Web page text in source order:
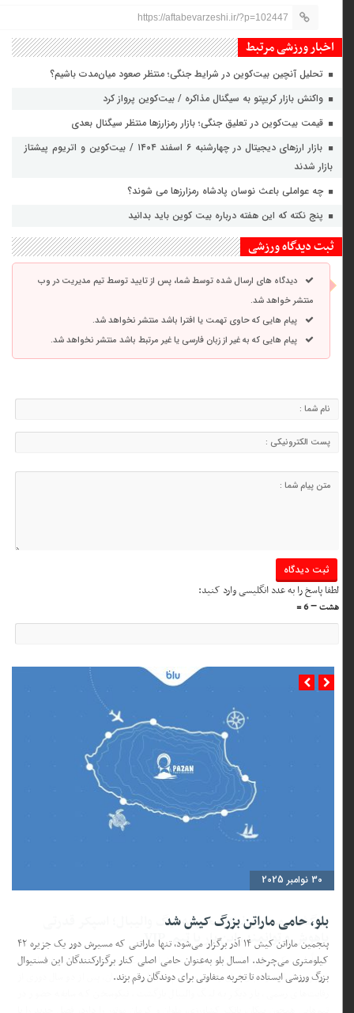
https://aftabevarzeshi.ir/?p=102447
اخبار ورزشی مرتبط
تحلیل آنچین بیت‌کوین در شرایط جنگی؛ منتظر صعود میان‌مدت باشیم؟
واکنش بازار کریپتو به سیگنال مذاکره / بیت‌کوین پرواز کرد
قیمت بیت‌کوین در تعلیق جنگی؛ بازار رمزارزها منتظر سیگنال بعدی
بازار ارزهای دیجیتال در چهارشنبه ۶ اسفند ۱۴۰۴ / بیت‌کوین و اتریوم پیشتاز
بازار شدند
چه عواملی باعث نوسان پادشاه رمزارزها می شوند؟
پنج نکته که این هفته درباره بیت ‌کوین باید بدانید
ثبت دیدگاه ورزشی
دیدگاه های ارسال شده توسط شما، پس از تایید توسط تیم مدیریت در وب
منتشر خواهد شد.
پیام هایی که حاوی تهمت یا افترا باشد منتشر نخواهد شد.
پیام هایی که به غیر از زبان فارسی یا غیر مرتبط باشد منتشر نخواهد شد.
لطفا پاسخ را به عدد انگلیسی وارد کنید:
هشت − 6 =
بلو، حامی ماراتن بزرگ کیش شد
پنجمین ماراتن کیش ۱۴ آذر برگزار می‌شود، تنها ماراتنی که مسیرش دور یک جزیره ۴۲
کیلومتری می‌چرخد. امسال بلو به‌عنوان حامی اصلی کنار برگزارکنندگان این فستیوال
بزرگ ورزشی ایستاده تا تجربه متفاوتی برای دوندگان رقم بزند.